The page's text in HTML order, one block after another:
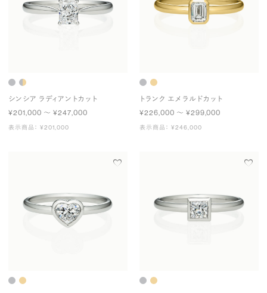
シンシア ラディアントカット
¥201,000 〜 ¥247,000
表示商品： ¥201,000
トランク エメラルドカット
¥226,000 〜 ¥299,000
表示商品： ¥246,000